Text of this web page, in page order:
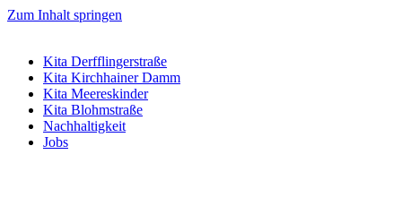
Zum Inhalt springen
Kita Derfflingerstraße
Kita Kirchhainer Damm
Kita Meereskinder
Kita Blohmstraße
Nachhaltigkeit
Jobs